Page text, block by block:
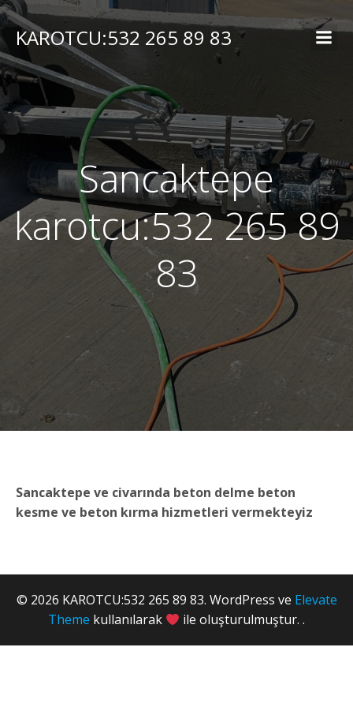
İçeriğe
geçKAROTCU:532 265 89 83
Sancaktepe
karotcu:532 265 89
83
Sancaktepe ve civarında beton delme beton
kesme ve beton kırma hizmetleri vermekteyiz
© 2026 KAROTCU:532 265 89 83. WordPress ve Elevate
Theme kullanılarak ile oluşturulmuştur. .